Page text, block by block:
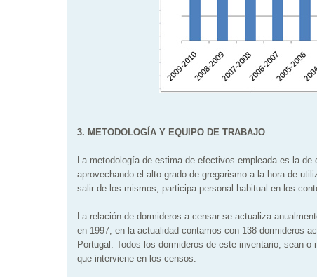
3. METODOLOGÍA Y EQUIPO DE TRABAJO
La metodología de estima de efectivos empleada es la
aprovechando el alto grado de gregarismo a la hora de
salir de los mismos; participa personal habitual en los
La relación de dormideros a censar se actualiza
en 1997; en la actualidad contamos con 138 dormideros
Portugal. Todos los dormideros de este inventario, sean
que interviene en los censos.